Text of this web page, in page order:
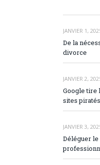
JANVIER 1,
De la
divorce
JANVIER 2,
Google tire
sites
JANVIER 3,
Déléguer le